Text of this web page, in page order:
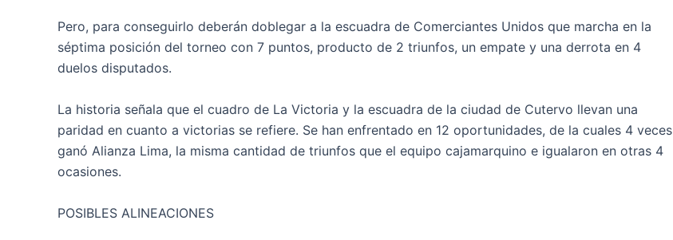
Pero, para conseguirlo deberán doblegar a la escuadra de Comerciantes Unidos que marcha en la
séptima posición del torneo con 7 puntos, producto de 2 triunfos, un empate y una derrota en 4
duelos disputados.
La historia señala que el cuadro de La Victoria y la escuadra de la ciudad de Cutervo llevan una
paridad en cuanto a victorias se refiere. Se han enfrentado en 12 oportunidades, de la cuales 4 veces
ganó Alianza Lima, la misma cantidad de triunfos que el equipo cajamarquino e igualaron en otras 4
ocasiones.
POSIBLES ALINEACIONES